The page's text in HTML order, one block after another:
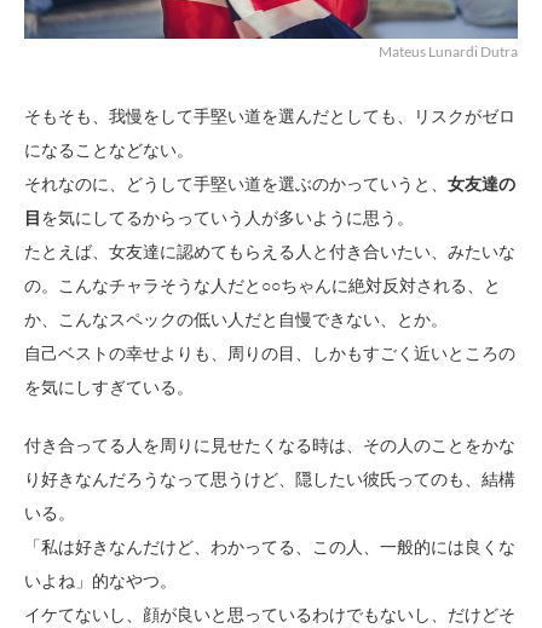
Mateus Lunardi Dutra
そもそも、我慢をして手堅い道を選んだとしても、リスクがゼロ
になることなどない。
それなのに、どうして手堅い道を選ぶのかっていうと、 女友達の
目 を気にしてるからっていう人が多いように思う。
たとえば、女友達に認めてもらえる人と付き合いたい、みたいな
の。こんなチャラそうな人だと○○ちゃんに絶対反対される、と
か、こんなスペックの低い人だと自慢できない、とか。
自己ベストの幸せよりも、周りの目、しかもすごく近いところの
を気にしすぎている。
付き合ってる人を周りに見せたくなる時は、その人のことをかな
り好きなんだろうなって思うけど、隠したい彼氏ってのも、結構
いる。
「私は好きなんだけど、わかってる、この人、一般的には良くな
いよね」的なやつ。
イケてないし、顔が良いと思っているわけでもないし、だけどそ